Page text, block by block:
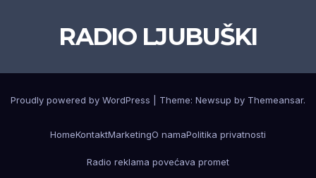
RADIO LJUBUŠKI
Proudly powered by WordPress Theme: Newsup by Themeansar.
HomeKontaktMarketingO namaPolitika privatnosti
Radio reklama povećava promet